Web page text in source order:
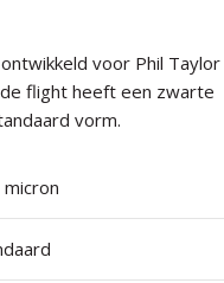
voor Phil Taylor
flight heeft een zwarte
vorm.